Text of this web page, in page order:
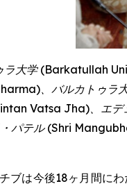
ラ大学 (Barkatullah
)、バルカトゥラ
Vatsa Jha)、エデ
パテル (Shri
ブは今後18ヶ月間に